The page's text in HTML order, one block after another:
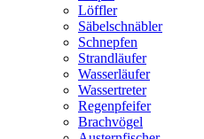
Löffler
Säbelschnäbler
Schnepfen
Strandläufer
Wasserläufer
Wassertreter
Regenpfeifer
Brachvögel